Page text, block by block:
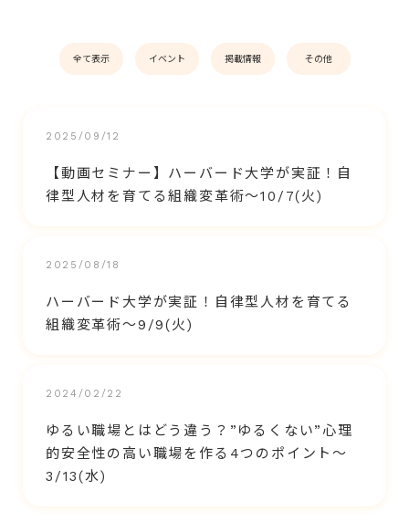
全て表示 イベント 掲載情報 その他
2025/09/12
【動画セミナー】ハーバード大学が実証！自
律型人材を育てる組織変革術～10/7(火)
2025/08/18
ハーバード大学が実証！自律型人材を育てる
組織変革術～9/9(火)
2024/02/22
ゆるい職場とはどう違う？”ゆるくない”心理
的安全性の高い職場を作る4つのポイント～
3/13(水)